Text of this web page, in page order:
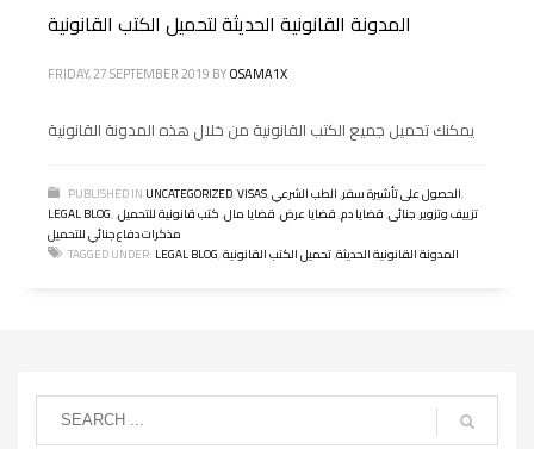
المدونة القانونية الحديثة لتحميل الكتب القانونية
FRIDAY, 27 SEPTEMBER 2019 BYOSAMA1X
PUBLISHED IN UNCATEGORIZED,VISAS, الحصول على تأشيرة سفر,الطب الشرعي
,
LEGAL BLOG, تزييف وتزوير,جنائى,قضايا دم,قضايا عرض,قضايا مال,كتب قانونية للتحميل,
مذكرات دفاع جنائي للتحميل
TAGGED UNDER: LEGAL BLOG, المدونة القانونية الحديثة,تحميل الكتب القانونية